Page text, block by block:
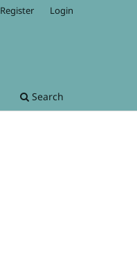
Search
Register Login